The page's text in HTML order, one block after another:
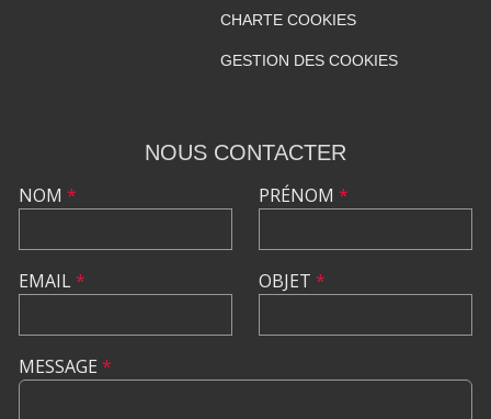
CHARTE COOKIES
GESTION DES COOKIES
NOUS CONTACTER
NOM *
EMAIL*
PRÉNOM *
OBJET *
MESSAGE *